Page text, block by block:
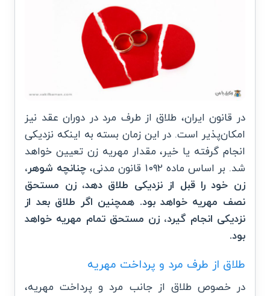
در قانون ایران، طلاق از طرف مرد در دوران عقد نیز
امکان‌پذیر است. در این زمان بسته به اینکه نزدیکی
انجام گرفته یا خیر، مقدار مهریه زن تعیین خواهد
شد. بر اساس ماده ۱۰۹۲ قانون مدنی،
چنانچه شوهر،
زن خود را قبل از نزدیکی طلاق دهد، زن مستحق
نصف مهریه خواهد بود. همچنین اگر طلاق بعد از
نزدیکی انجام گیرد، زن مستحق تمام مهریه خواهد
بود.
طلاق از طرف مرد و پرداخت مهریه
در خصوص طلاق از جانب مرد و پرداخت مهریه،